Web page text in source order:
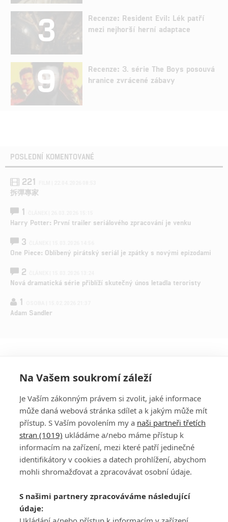
3
Recenze: Resident Evil: Lék patří
mezi nejhorší herní adaptace
9
Recenze: 3. série The Boys posouvá
hranice zvrácené zábavy
POSLEDNÍ KOMENTOVANÉ
221
拆彈專家
1
Harry Potter: První trailer seriálového zpracování je venku
3
One Piece: Oblíbený pirátský seriál je zpátky s novými epizodami
2
Nová dramatická série přiblíží skutečný únos letadla teroristy
1
Adam Sandler
PŘIHLÁSIT
REGISTROVAT
DISKUZE
Šéfredaktorkou webu jePetr Slavík, e-mailserialy@fandimefilmu.cz
Máte-li zájem o inzerci na našem webu napište nám na e-mail
Na Vašem soukromí záleží
Je Vaším zákonným právem si zvolit, jaké informace
může daná webová stránka sdílet a k jakým může mít
přístup. S Vaším povolením my a naši partneři třetích
stran (1019) ukládáme a/nebo máme přístup k
informacím na zařízení, mezi které patří jedinečné
identifikátory v cookies a datech prohlížení, abychom
mohli shromažďovat a zpracovávat osobní údaje.
S našimi partnery zpracováváme následující
údaje: